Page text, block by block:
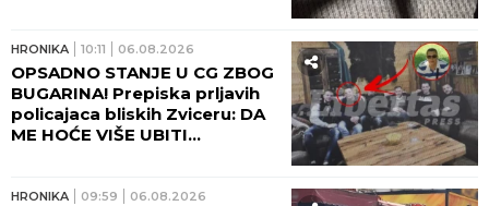
HRONIKA 10:11 06.08.2026
OPSADNO STANJE U CG ZBOG
BUGARINA! Prepiska prljavih
policajaca bliskih Zviceru: DA
ME HOĆE VIŠE UBITI...
HRONIKA 09:59 06.08.2026